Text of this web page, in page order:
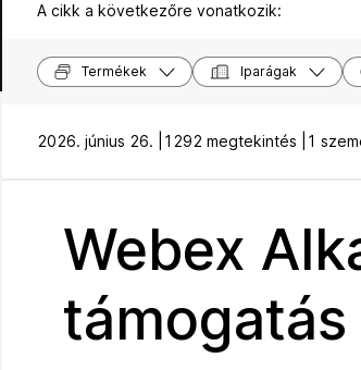
A cikk a következőre vonatkozik:
Termékek Iparágak
2026. június 26. | 1292 megtekintés | 1
Webex
támogatás